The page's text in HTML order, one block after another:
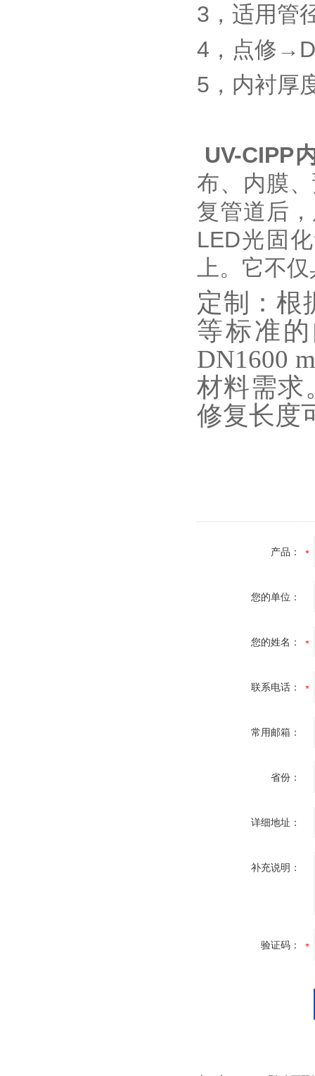
3 ，适用
4 ，点修→
5 ，内衬厚
UV-CIPP
布、内膜
复管道后
LED光固
上。它不
定制：根
等标准
DN1600
材料需求
修复长度
产品：
您的单位：
您的姓名：
联系电话：
常用邮箱：
省份：
详细地址：
补充说明：
验证码：